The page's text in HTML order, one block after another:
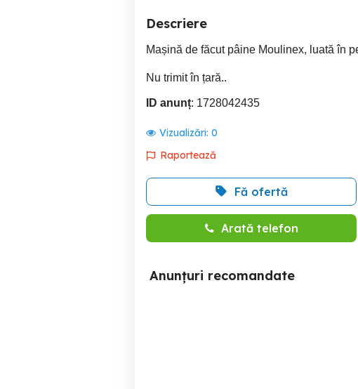
Descriere
Mașină de făcut pâine Moulinex, luată în
Nu trimit în țară..
ID anunț: 1728042435
Vizualizări: 0
Raportează
Fă ofertă
Arată telefon
Anunțuri recomandate